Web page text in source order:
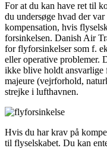
For at du kan have ret til
du undersøge hvad der
kompensation, hvis
forsinkelsen. Danish Air
for flyforsinkelser som f.
eller operative problemer.
ikke blive holdt ansvarlige
majeure (vejrforhold,
strejke i lufthavnen.
Hvis du har krav på
til flyselskabet. Du kan